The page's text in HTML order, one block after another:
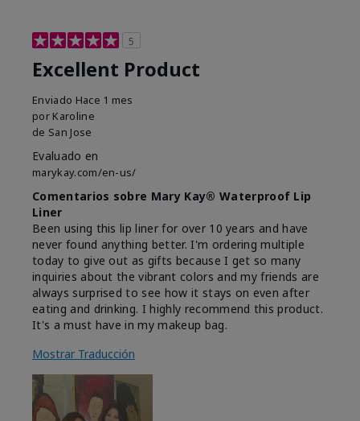
5
Excellent Product
Enviado Hace 1 mes
por Karoline
de San Jose
Evaluado en
marykay.com/en-us/
Comentarios sobre Mary Kay® Waterproof Lip
Liner
Been using this lip liner for over 10 years and have
never found anything better. I'm ordering multiple
today to give out as gifts because I get so many
inquiries about the vibrant colors and my friends are
always surprised to see how it stays on even after
eating and drinking. I highly recommend this product.
It's a must have in my makeup bag.
Mostrar Traducción